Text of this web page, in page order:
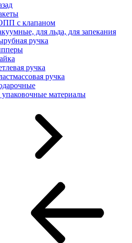
с клапаном
для льда, для запекания
ручка
ручка
ручка
материалы